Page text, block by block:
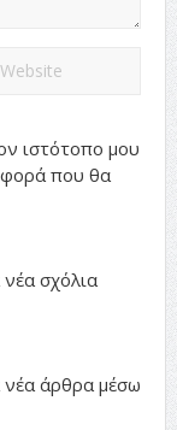
ιστότοπο μου
φορά που θα
σχόλια
νέα άρθρα μέσω